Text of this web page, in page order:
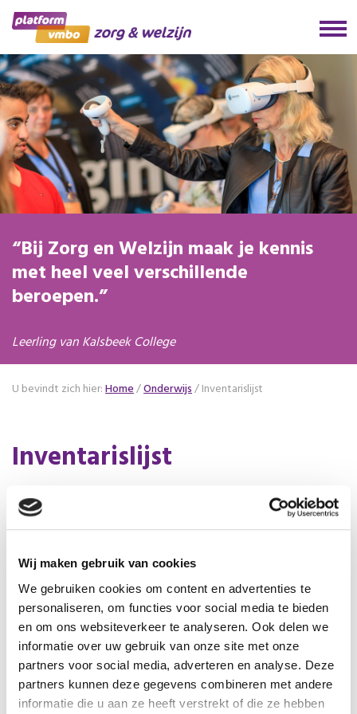
Wij maken gebruik van cookies
We gebruiken cookies om content en advertenties te
personaliseren, om functies voor social media te bieden
en om ons websiteverkeer te analyseren. Ook delen we
informatie over uw gebruik van onze site met onze
partners voor social media, adverteren en analyse. Deze
partners kunnen deze gegevens combineren met andere
informatie die u aan ze heeft verstrekt of die ze hebben
Bij Zorg en Welzijn maak je kennis
met heel veel verschillende
beroepen.
Leerling van Kalsbeek College
U bevindt zich hier:Home/Onderwijs/Inventarislijst
Inventarislijst
Met medewerking van enkele docenten en Cito is
een inventarislijst voor het profielvak Zorg & Welzijn
ontwikkeld. De inventarislijsten van alle profielen zijn
bedoeld voor OCW om hen inzicht te geven in wat
nodig is om de profielen inclusief keuzevakken te
kunnen verzorgen.
Het is daarnaast een servicedocument voor scholen.
Met Cito is afgestemd welke inventaris minimaal
benodigd is om de CSPE’s te kunnen uitvoeren. Met
de uitvoering van de keuzevakken is nog minder